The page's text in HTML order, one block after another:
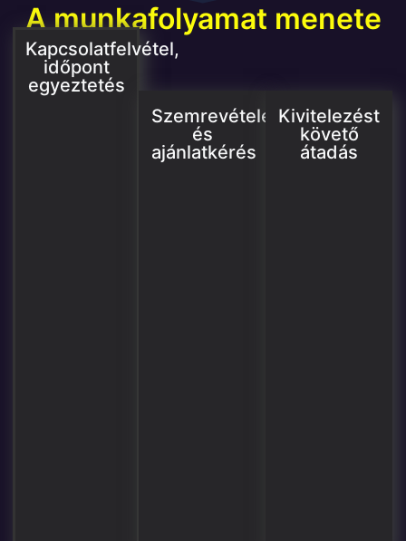
A munkafolyamat menete
Kapcsolatfelvétel,
időpont
egyeztetés
Szemrevételezés
és
ajánlatkérés
Kivitelezést
követő
átadás